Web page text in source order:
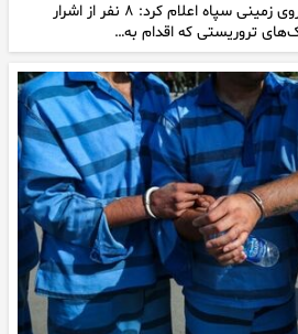
روابط عمومی قرارگاه قدس نیروی زمینی سپاه اعلام کرد: ۸ نفر از اشرار
تروریستی که اقدام به…